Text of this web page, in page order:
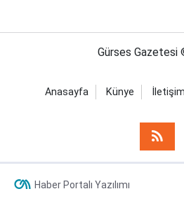
Gürses Gazetesi
Anasayfa Künye İletişim
Haber Portalı Yazılımı